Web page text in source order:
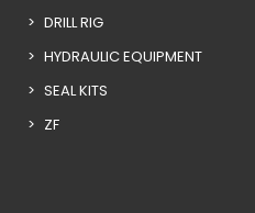
DRILL RIG
HYDRAULIC EQUIPMENT
SEAL KITS
ZF